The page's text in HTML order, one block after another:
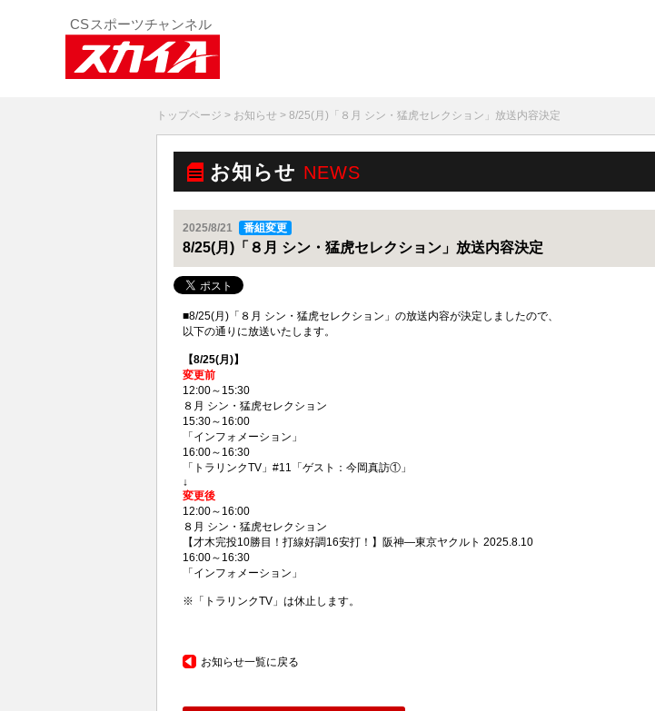
トップページ > お知らせ > 8/25(月)「８月 シン・猛虎セレクション」放送内容決定
お知らせ NEWS
2025/8/21 番組変更
8/25(月)「８月 シン・猛虎セレクション」放送内容決定
■8/25(月)「８月 シン・猛虎セレクション」の放送内容が決定しましたので、
以下の通りに放送いたします。
【8/25(月)】
変更前
12:00～15:30
８月 シン・猛虎セレクション
15:30～16:00
「インフォメーション」
16:00～16:30
「トラリンクTV」#11「ゲスト：今岡真訪①」
↓
変更後
12:00～16:00
８月 シン・猛虎セレクション
【才木完投10勝目！打線好調16安打！】阪神―東京ヤクルト 2025.8.10
16:00～16:30
「インフォメーション」
※「トラリンクTV」は休止します。
お知らせ一覧に戻る